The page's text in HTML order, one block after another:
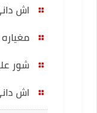
اش
مغياره
شور
اش